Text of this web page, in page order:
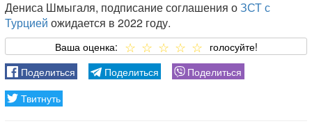
Дениса Шмыгаля, подписание соглашения оЗСТ с
Турцией ожидается в 2022 году.